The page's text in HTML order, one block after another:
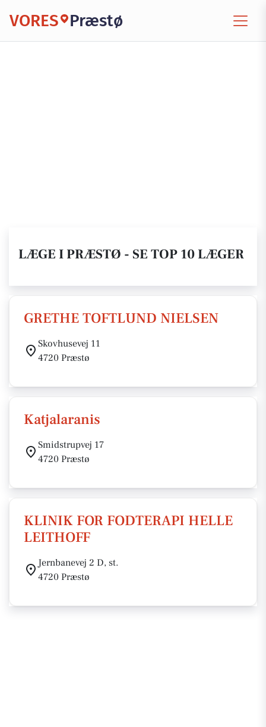
VORES Præstø
LÆGE I PRÆSTØ - SE TOP 10 LÆGER
GRETHE TOFTLUND NIELSEN
Skovhusevej 11
4720 Præstø
Katjalaranis
Smidstrupvej 17
4720 Præstø
KLINIK FOR FODTERAPI HELLE
LEITHOFF
Jernbanevej 2 D, st.
4720 Præstø